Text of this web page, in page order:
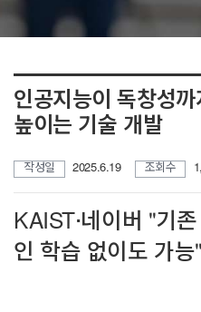
인공지능이 독창성
높이는 기술 개발
작성일 2025.6.19 조회수
KAIST·네이버 "기
인 학습 없이도 가능"